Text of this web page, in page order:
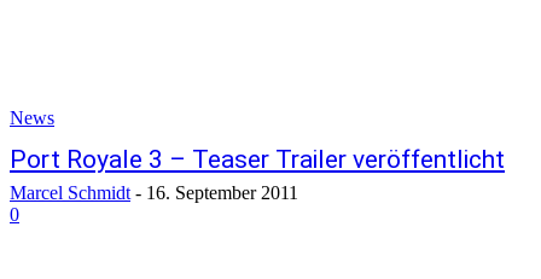
News
Port Royale 3 – Teaser Trailer veröffentlicht
Marcel Schmidt - 16. September 2011
0